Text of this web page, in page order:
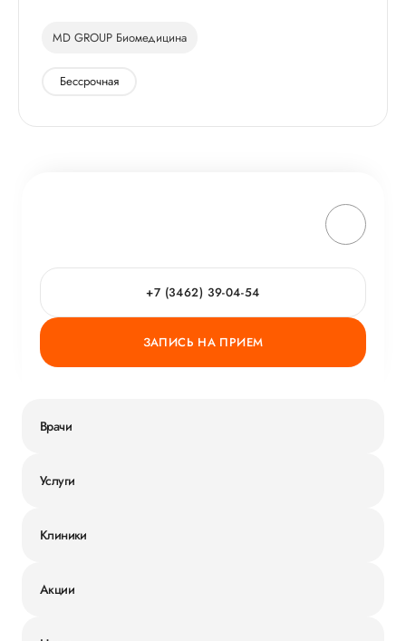
MD GROUP Биомедицина
Бессрочная
+7 (3462) 39-04-54
ЗАПИСЬ НА ПРИЕМ
Врачи
Услуги
Клиники
Акции